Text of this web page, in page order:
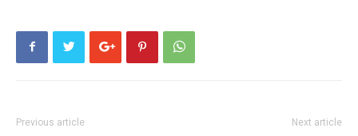
Previous article Next article